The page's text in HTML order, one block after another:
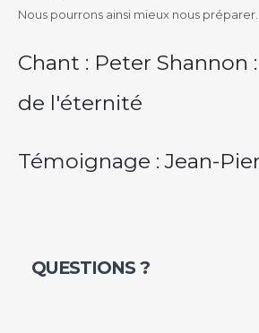
Nous pourrons ainsi mieux nous préparer.
Chant : Peter Shannon
de l'éternité
Témoignage : Jean-
QUESTIONS ?